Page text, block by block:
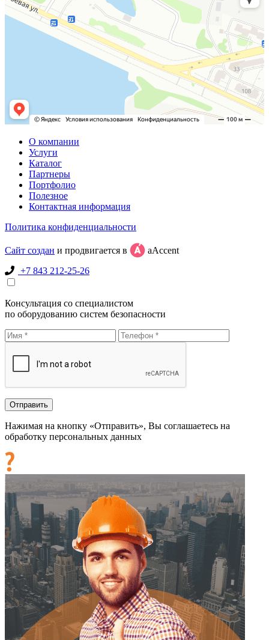
О компании
Услуги
Каталог
Партнеры
Портфолио
Полезное
Контактная информация
Политика конфиденциальности
Сайт создан и продвигается в
aAccent
+7 843 212-25-26
Консультация со специалистом
по оборудованию систем безопасности
Нажимая на кнопку «Отправить», Вы соглашаетесь на
обработку персональных данных